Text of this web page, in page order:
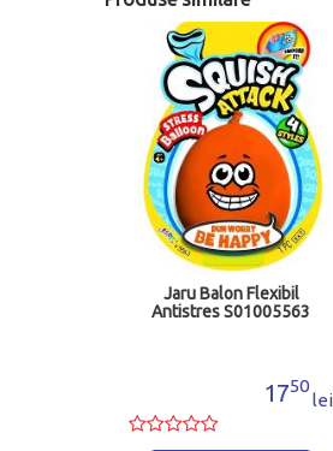
Jaru Balon Flexibil
Antistres S01005563
1750
lei